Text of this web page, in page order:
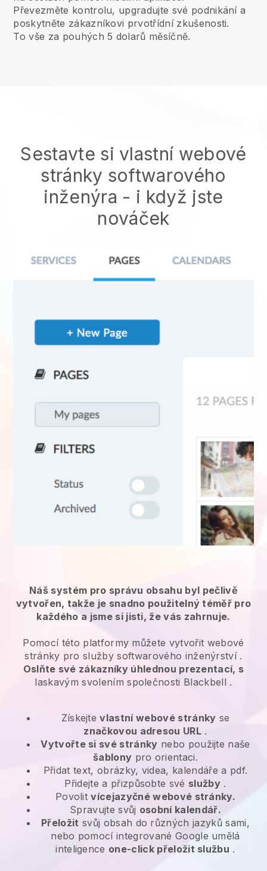
Převezměte kontrolu, upgradujte své podnikání a
poskytněte zákazníkovi prvotřídní zkušenosti.
To vše za pouhých 5 dolarů měsíčně.
Sestavte si vlastní webové
stránky softwarového
inženýra - i když jste
nováček
Náš systém pro správu obsahu byl pečlivě
vytvořen, takže je snadno použitelný téměř pro
každého a jsme si jisti, že vás zahrnuje.
Pomocí této platformy můžete vytvořit webové
stránky proslužby softwarového inženýrství.
Oslňte své zákazníky úhlednou prezentací, s
laskavým svolením společnosti Blackbell .
Získejtevlastní webové stránky se
značkovou adresou URL .
Vytvořte si své stránky nebo použijte naše
šablony pro orientaci.
Přidat text, obrázky, videa, kalendáře a pdf.
Přidejte a přizpůsobte své služby.
Povolitvícejazyčné webové stránky.
Spravujte svůj osobní kalendář.
Přeložit svůj obsah do různých jazyků sami,
nebo pomocí integrované Google umělá
inteligence one-click přeložit službu .